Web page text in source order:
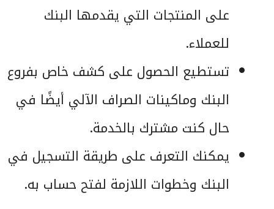
على المنتجات التي يقدمها البنك
للعملاء.
تستطيع الحصول على كشف خاص بفروع
البنك وماكينات الصراف الآلي أيضًا في
حال كنت مشترك بالخدمة.
يمكنك التعرف على طريقة التسجيل في
البنك وخطوات اللازمة لفتح حساب به.